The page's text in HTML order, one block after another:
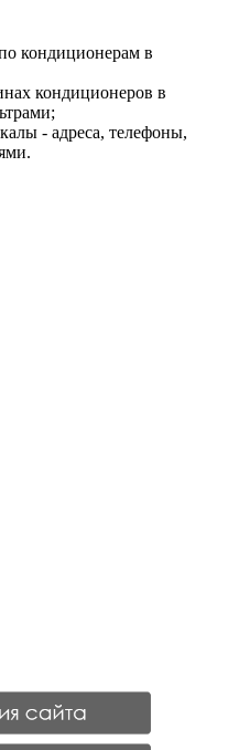
кондиционерам в
кондиционеров в
- адреса, телефоны,